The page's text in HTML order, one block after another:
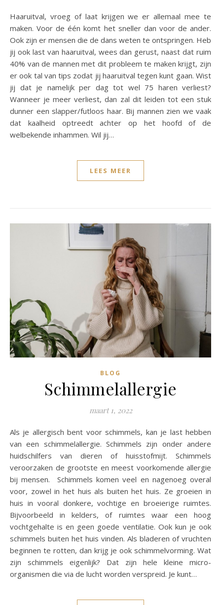
Haaruitval, vroeg of laat krijgen we er allemaal mee te
maken. Voor de één komt het sneller dan voor de ander.
Ook zijn er mensen die de dans weten te ontspringen. Heb
jij ook last van haaruitval, wees dan gerust, naast dat ruim
40% van de mannen met dit probleem te maken krijgt, zijn
er ook tal van tips zodat jij haaruitval tegen kunt gaan. Wist
jij dat je namelijk per dag tot wel 75 haren verliest?
Wanneer je meer verliest, dan zal dit leiden tot een stuk
dunner een slapper/futloos haar. Bij mannen zien we vaak
dat kaalheid optreedt achter op het hoofd of de
welbekende inhammen. Wil jij…
LEES MEER
BLOG
Schimmelallergie
maart 1, 2022
Als je allergisch bent voor schimmels, kan je last hebben
van een schimmelallergie. Schimmels zijn onder andere
huidschilfers van dieren of huisstofmijt. Schimmels
veroorzaken de grootste en meest voorkomende allergie
bij mensen. Schimmels komen veel en nagenoeg overal
voor, zowel in het huis als buiten het huis. Ze groeien in
huis in vooral donkere, vochtige en broeierige ruimtes.
Bijvoorbeeld in kelders, of ruimtes waar een hoog
vochtgehalte is en geen goede ventilatie. Ook kun je ook
schimmels buiten het huis vinden. Als bladeren of vruchten
beginnen te rotten, dan krijg je ook schimmelvorming. Wat
zijn schimmels eigenlijk? Dat zijn hele kleine micro-
organismen die via de lucht worden verspreid. Je kunt…